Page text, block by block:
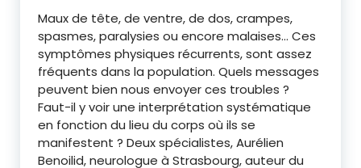
Maux de tête, de ventre, de dos, crampes,
spasmes, paralysies ou encore malaises… Ces
symptômes physiques récurrents, sont assez
fréquents dans la population. Quels messages
peuvent bien nous envoyer ces troubles ?
Faut-il y voir une interprétation systématique
en fonction du lieu du corps où ils se
manifestent ? Deux spécialistes, Aurélien
Benoilid, neurologue à Strasbourg, auteur du